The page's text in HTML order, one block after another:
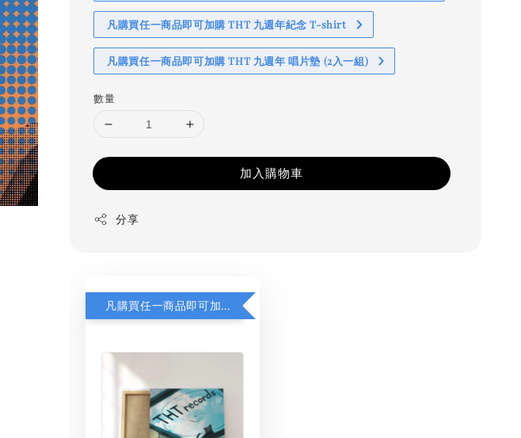
凡購買任一商品即可加購 THT 九週年紀念 T-shirt
凡購買任一商品即可加購 THT 九週年 唱片墊 (2入一組)
數量
加入購物車
分享
凡購買任一商品即可加購 THT 九週年 同一片天空 無框畫 30 x 30 cm 附掛勾 (黑膠封面大小）